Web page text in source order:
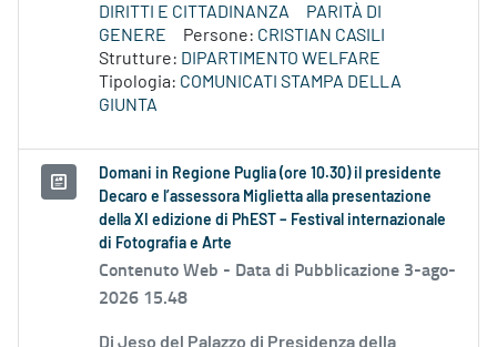
DIRITTI E CITTADINANZA
PARITÀ DI
GENERE
Persone: CRISTIAN CASILI
Strutture: DIPARTIMENTO WELFARE
Tipologia: COMUNICATI STAMPA DELLA
GIUNTA
Domani in Regione Puglia (ore 10.30) il presidente
Decaro e l’assessora Miglietta alla presentazione
della XI edizione di PhEST – Festival internazionale
di Fotografia e Arte
Contenuto Web - Data di Pubblicazione 3-ago-
2026 15.48
Di Jeso del Palazzo di Presidenza della